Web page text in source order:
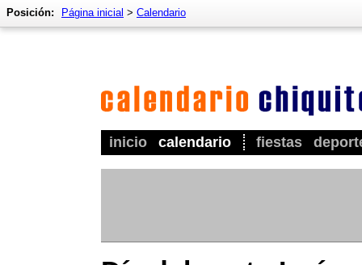
inicio calendario fiestas
Posición: Página inicial > Calendario